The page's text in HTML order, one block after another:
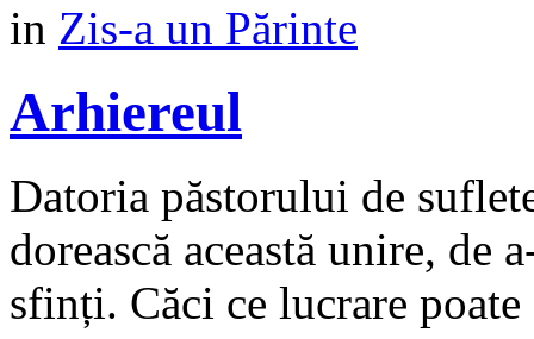
in Zis-a un Părinte
Arhiereul
Datoria păstorului de
dorească această unire, de
sfinți. Căci ce lucrare